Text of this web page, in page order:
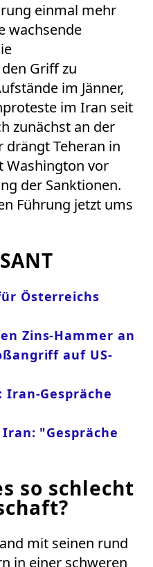
einmal mehr
wachsende
Griff zu
im Jänner,
im Iran seit
zunächst an der
Teheran in
Washington vor
der Sanktionen.
Führung jetzt ums
Österreichs
Zins-Hammer an
auf US-
Gespräche
"Gespräche
so schlecht
mit seinen rund
in einer schweren